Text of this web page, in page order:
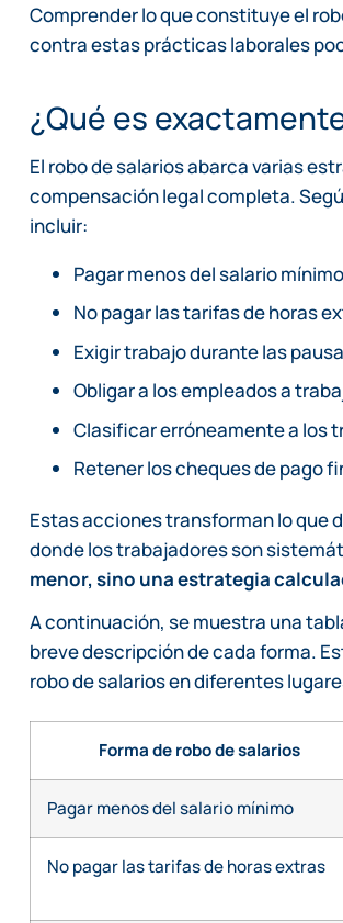
Comprender lo que constituye el
contra estas prácticas laborales
¿Qué es
El robo de salarios abarca varias
compensación legal completa.
incluir:
Pagar menos del salario mínimo
No pagar las tarifas de horas
Exigir trabajo durante las
Obligar a los empleados a
Clasificar erróneamente a los
Retener los cheques de pago
Estas acciones transforman lo que
donde los trabajadores son
menor, sino una estrategia
A continuación, se muestra una
breve descripción de cada forma.
robo de salarios en diferentes
Forma de robo de salarios
Pagar menos del salario mínimo
No pagar las tarifas de horas extras